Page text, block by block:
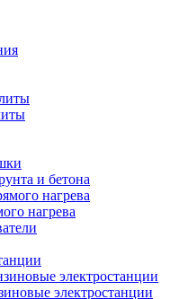
и бетона
нагрева
нагрева
электростанции
электростанции